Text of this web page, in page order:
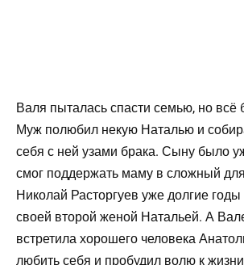
Валя пыталась спасти семью, но всё
Муж полюбил некую Наталью и
себя с ней узами брака. Сыну было
смог поддержать маму в сложный
Николай Расторгуев уже долгие годы
своей второй женой Натальей. А
встретила хорошего человека
любить себя и пробудил волю к